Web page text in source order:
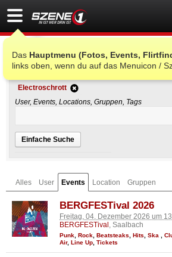
Das Hauptmenu (Fotos, Events,
links oben, wenn du auf das Menuicon /
Einfache Suche
Electroschrott
User, Events, Locations, Gruppen, Tags
Einfache Suche
Alles User Events Location Gruppen
BERGFESTival 2026
Freitag, 04. Dezember 2026 um
BERGFESTival, Saalbach
Punk Rock Beatsteaks Hits Ska
Air, Line Up Tickets